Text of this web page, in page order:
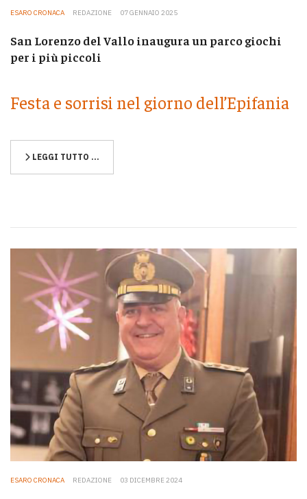
ESARO CRONACA REDAZIONE 07 GENNAIO 2025
San Lorenzo del Vallo inaugura un parco giochi
per i più piccoli
Festa e sorrisi nel giorno dell’Epifania
LEGGI TUTTO …
ESARO CRONACA REDAZIONE 03 DICEMBRE 2024